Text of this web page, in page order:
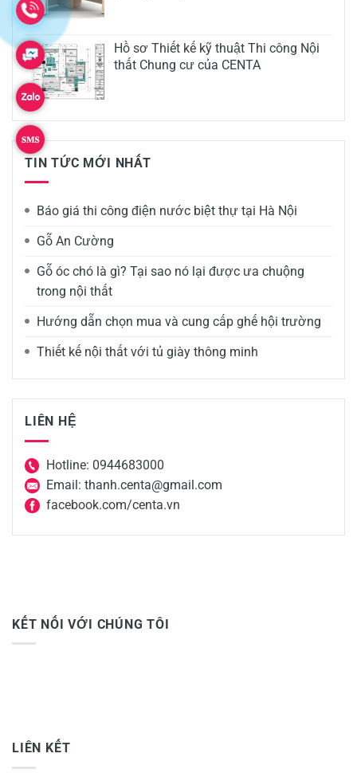
Hồ sơ Thiết kế kỹ thuật Thi công Nội
thất Chung cư của CENTA
TIN TỨC MỚI NHẤT
Báo giá thi công điện nước biệt thự tại Hà Nội
Gỗ An Cường
Gỗ óc chó là gì? Tại sao nó lại được ưa chuộng
trong nội thất
Hướng dẫn chọn mua và cung cấp ghế hội trường
Thiết kế nội thất với tủ giày thông minh
LIÊN HỆ
Hotline: 0944683000
Email: thanh.centa@gmail.com
facebook.com/centa.vn
KẾT NỐI VỚI CHÚNG TÔI
LIÊN KẾT